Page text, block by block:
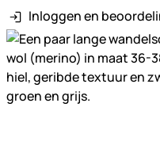
Inloggen en
Productgalerij